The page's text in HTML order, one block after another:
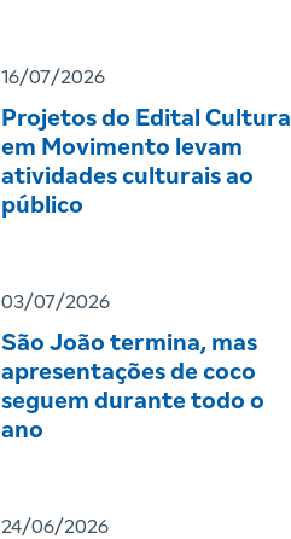
16/07/2026
Projetos do Edital Cultura
em Movimento levam
atividades culturais ao
público
03/07/2026
São João termina, mas
apresentações de coco
seguem durante todo o
ano
24/06/2026